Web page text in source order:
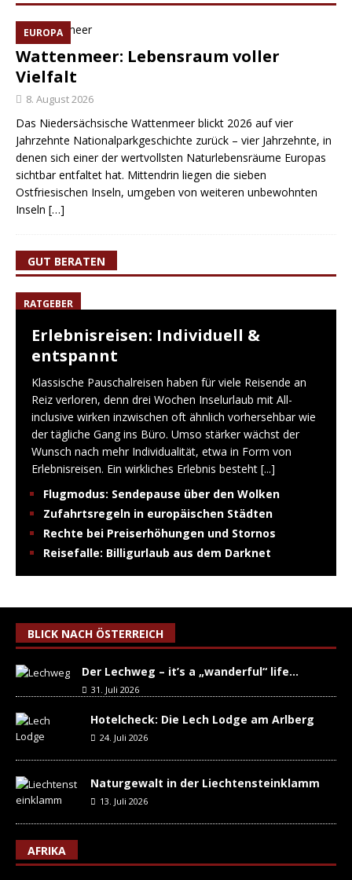
EUROPA
Wattenmeer: Lebensraum voller
Vielfalt
8. August 2026
Das Niedersächsische Wattenmeer blickt 2026 auf vier
Jahrzehnte Nationalparkgeschichte zurück – vier Jahrzehnte, in
denen sich einer der wertvollsten Naturlebensräume Europas
sichtbar entfaltet hat. Mittendrin liegen die sieben
Ostfriesischen Inseln, umgeben von weiteren unbewohnten
Inseln […]
GUT BERATEN
RATGEBER
Erlebnisreisen: Individuell &
entspannt
Klassische Pauschalreisen haben für viele Reisende an
Reiz verloren, denn drei Wochen Inselurlaub mit All-
inclusive wirken inzwischen oft ähnlich vorhersehbar wie
der tägliche Gang ins Büro. Umso stärker wächst der
Wunsch nach mehr Individualität, etwa in Form von
Erlebnisreisen. Ein wirkliches Erlebnis besteht [...]
Flugmodus: Sendepause über den Wolken
Zufahrtsregeln in europäischen Städten
Rechte bei Preiserhöhungen und Stornos
Reisefalle: Billigurlaub aus dem Darknet
BLICK NACH ÖSTERREICH
Der Lechweg – it’s a „wanderful“ life…
31. Juli 2026
Hotelcheck: Die Lech Lodge am Arlberg
24. Juli 2026
Naturgewalt in der Liechtensteinklamm
13. Juli 2026
AFRIKA